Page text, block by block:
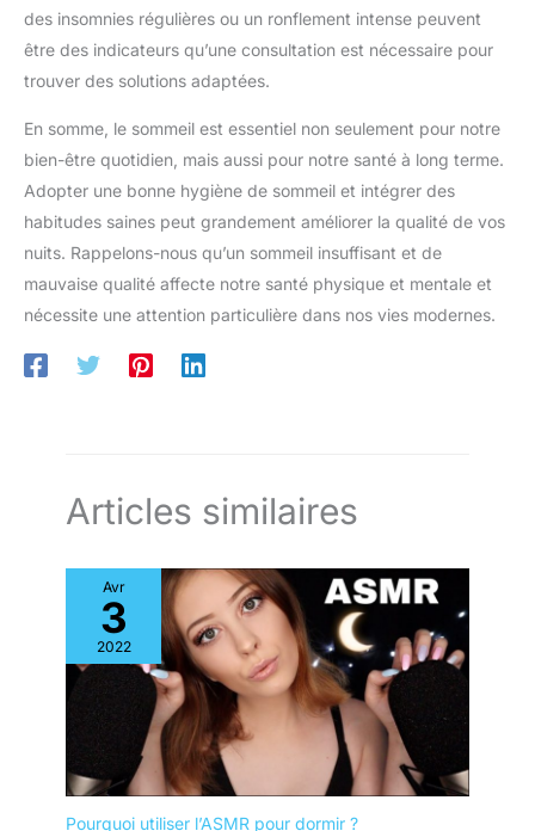
des insomnies régulières ou un ronflement intense peuvent
être des indicateurs qu’une consultation est nécessaire pour
trouver des solutions adaptées.
En somme, le sommeil est essentiel non seulement pour notre
bien-être quotidien, mais aussi pour notre santé à long terme.
Adopter une bonne hygiène de sommeil et intégrer des
habitudes saines peut grandement améliorer la qualité de vos
nuits. Rappelons-nous qu’un sommeil insuffisant et de
mauvaise qualité affecte notre santé physique et mentale et
nécessite une attention particulière dans nos vies modernes.
Articles similaires
Avr
3
2022
Pourquoi utiliser l’ASMR pour dormir ?